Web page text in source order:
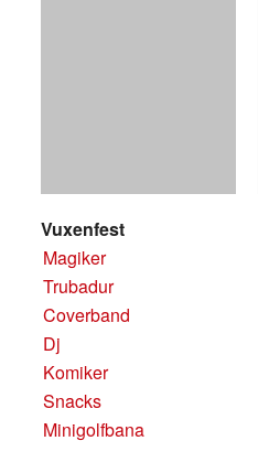
Vuxenfest
Magiker
Trubadur
Coverband
Dj
Komiker
Snacks
Minigolfbana